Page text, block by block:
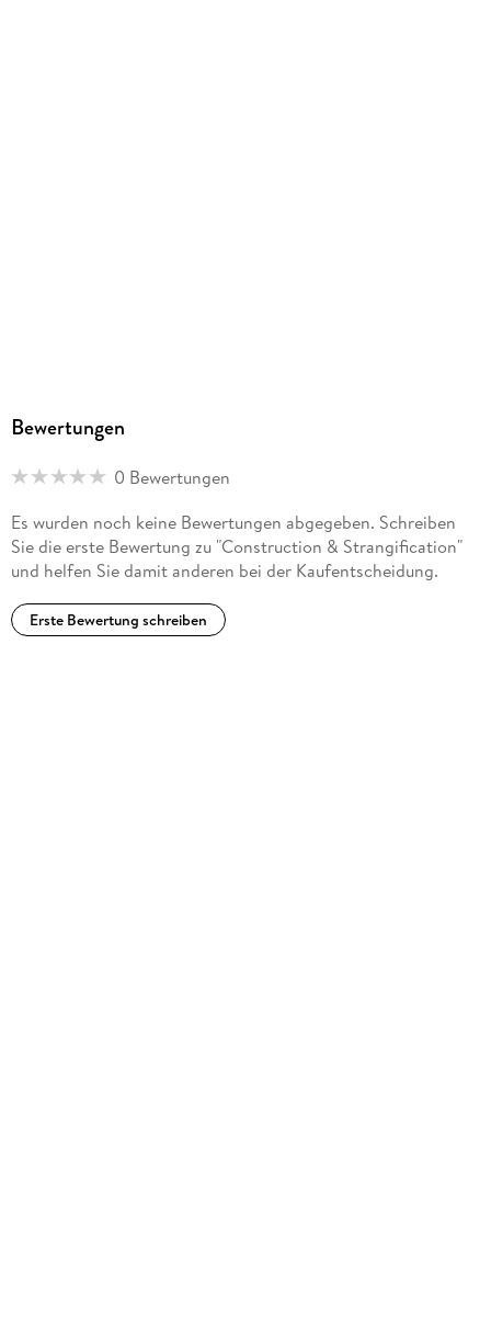
Bewertungen
0 Bewertungen
Es wurden noch keine Bewertungen abgegeben. Schreiben
Sie die erste Bewertung zu "Construction & Strangification"
und helfen Sie damit anderen bei der Kaufentscheidung.
Erste Bewertung schreiben